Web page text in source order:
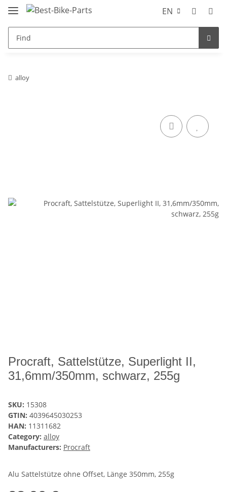
EN
alloy
Procraft, Sattelstütze, Superlight II,
31,6mm/350mm, schwarz, 255g
SKU: 15308
GTIN: 4039645030253
HAN: 11311682
Category: alloy
Manufacturers: Procraft
Alu Sattelstütze ohne Offset, Länge 350mm, 255g